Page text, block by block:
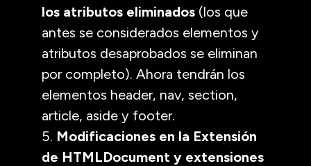
los atributos eliminados (los que
antes se considerados elementos y
atributos desaprobados se eliminan
por completo). Ahora tendrán los
elementos header, nav, section,
article, aside y footer.
5. Modificaciones en la Extensión
de HTMLDocument y extensiones